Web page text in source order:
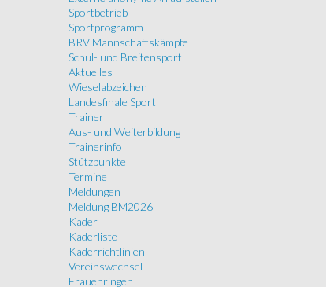
Sportbetrieb
Sportprogramm
BRV Mannschaftskämpfe
Schul- und Breitensport
Aktuelles
Wieselabzeichen
Landesfinale Sport
Trainer
Aus- und Weiterbildung
Trainerinfo
Stützpunkte
Termine
Meldungen
Meldung BM2026
Kader
Kaderliste
Kaderrichtlinien
Vereinswechsel
Frauenringen